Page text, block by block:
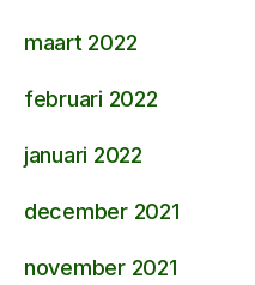
maart 2022
februari 2022
januari 2022
december 2021
november 2021